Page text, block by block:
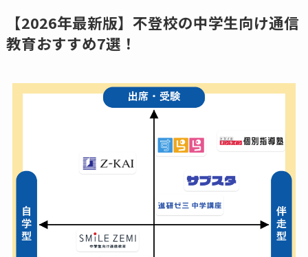
【2026年最新版】不登校の中学生向け通信
教育おすすめ7選！